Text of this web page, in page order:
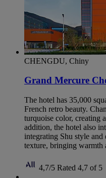
CHENGDU, Chiny
Grand Mercure
The hotel has 35,000
French retro beauty.
turquoise color, creating
addition, the hotel also
integrating Shu style and
texture, bringing
4,7/5 Rated 4,7 of 5